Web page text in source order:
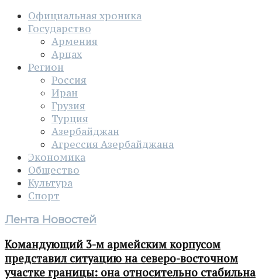
Официальная хроника
Государство
Армения
Арцах
Регион
Россия
Иран
Грузия
Турция
Азербайджан
Агрессия Азербайджана
Экономика
Общество
Культура
Спорт
Лента Новостей
Командующий 3-м армейским корпусом
представил ситуацию на северо-восточном
участке границы: она относительно стабильна